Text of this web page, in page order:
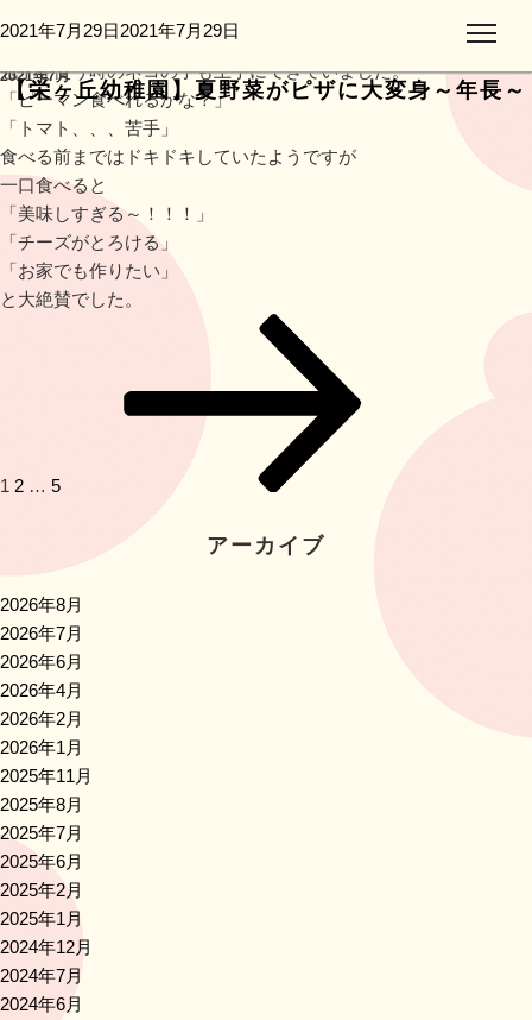
月:
2021年7月
投
日:
2021年7月29日2021年7月29日
【栄ヶ丘幼稚園】夏野菜がピザに大変身～年長～
家でご飯作りのお手伝いをする子も多いみたいで
包丁を使う時のネコの手も上手にできていました。
「ピーマン食べれるかな？」
「トマト、、、苦手」
食べる前まではドキドキしていたようですが
一口食べると
「美味しすぎる～！！！」
「チーズがとろける」
「お家でも作りたい」
と大絶賛でした。
シ
1 2 … 5
アーカイブ
2026年8月
2026年7月
2026年6月
2026年4月
2026年2月
2026年1月
2025年11月
2025年8月
2025年7月
2025年6月
2025年2月
2025年1月
2024年12月
2024年7月
2024年6月